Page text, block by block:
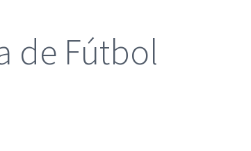
de Fútbol